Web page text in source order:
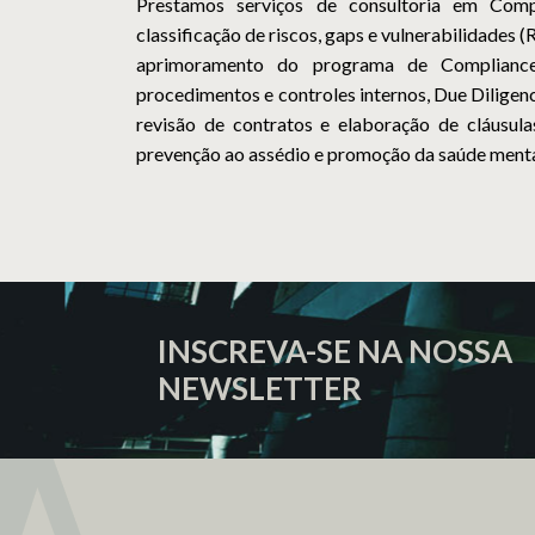
classificação de riscos, gaps e vulnerabilidades
aprimoramento do programa de
procedimentos e controles internos, Due
revisão de contratos e elaboração de
prevenção ao assédio e promoção da saúde
INSCREVA-SE NA NOSSA
NEWSLETTER